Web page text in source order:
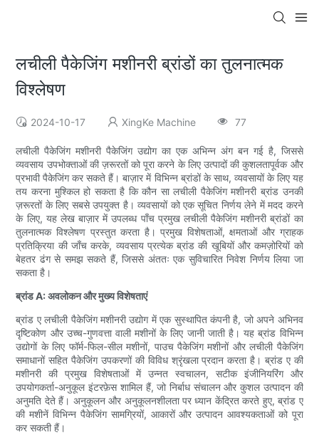
लचीली पैकेजिंग मशीनरी ब्रांडों का तुलनात्मक
विश्लेषण
2024-10-17 XingKe Machine 77
लचीली पैकेजिंग मशीनरी पैकेजिंग उद्योग का एक अभिन्न अंग बन गई है, जिससे
व्यवसाय उपभोक्ताओं की ज़रूरतों को पूरा करने के लिए उत्पादों की कुशलतापूर्वक और
प्रभावी पैकेजिंग कर सकते हैं। बाज़ार में विभिन्न ब्रांडों के साथ, व्यवसायों के लिए यह
तय करना मुश्किल हो सकता है कि कौन सा लचीली पैकेजिंग मशीनरी ब्रांड उनकी
ज़रूरतों के लिए सबसे उपयुक्त है। व्यवसायों को एक सूचित निर्णय लेने में मदद करने
के लिए, यह लेख बाज़ार में उपलब्ध पाँच प्रमुख लचीली पैकेजिंग मशीनरी ब्रांडों का
तुलनात्मक विश्लेषण प्रस्तुत करता है। प्रमुख विशेषताओं, क्षमताओं और ग्राहक
प्रतिक्रिया की जाँच करके, व्यवसाय प्रत्येक ब्रांड की खूबियों और कमज़ोरियों को
बेहतर ढंग से समझ सकते हैं, जिससे अंततः एक सुविचारित निवेश निर्णय लिया जा
सकता है।
ब्रांड A: अवलोकन और मुख्य विशेषताएं
ब्रांड ए लचीली पैकेजिंग मशीनरी उद्योग में एक सुस्थापित कंपनी है, जो अपने अभिनव
दृष्टिकोण और उच्च-गुणवत्ता वाली मशीनों के लिए जानी जाती है। यह ब्रांड विभिन्न
उद्योगों के लिए फॉर्म-फिल-सील मशीनों, पाउच पैकेजिंग मशीनों और लचीली पैकेजिंग
समाधानों सहित पैकेजिंग उपकरणों की विविध श्रृंखला प्रदान करता है। ब्रांड ए की
मशीनरी की प्रमुख विशेषताओं में उन्नत स्वचालन, सटीक इंजीनियरिंग और
उपयोगकर्ता-अनुकूल इंटरफ़ेस शामिल हैं, जो निर्बाध संचालन और कुशल उत्पादन की
अनुमति देते हैं। अनुकूलन और अनुकूलनशीलता पर ध्यान केंद्रित करते हुए, ब्रांड ए
की मशीनें विभिन्न पैकेजिंग सामग्रियों, आकारों और उत्पादन आवश्यकताओं को पूरा
कर सकती हैं।